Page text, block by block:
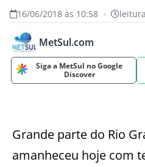
16/06/2018 às 10:58 •
MetSul.com
Siga a MetSul no Google
Discover
Grande parte do Rio
amanheceu hoje com